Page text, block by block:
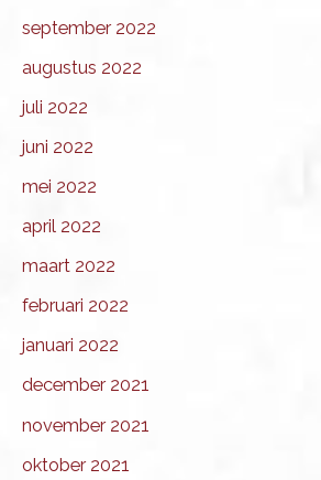
september 2022
augustus 2022
juli 2022
juni 2022
mei 2022
april 2022
maart 2022
februari 2022
januari 2022
december 2021
november 2021
oktober 2021